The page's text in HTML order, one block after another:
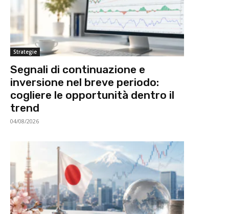
Strategie
Segnali di continuazione e
inversione nel breve periodo:
cogliere le opportunità dentro il
trend
04/08/2026